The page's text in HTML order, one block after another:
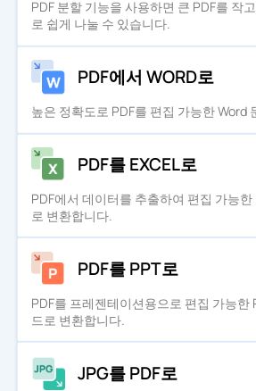
PDF 분할 기능을 사용하면 큰 PDF를 작
로 쉽게 나눌 수 있습니다.
PDF에서 WORD로
높은 정확도로 PDF를 편집 가능한 Word
PDF를 EXCEL로
PDF에서 데이터를 추출하여 편집 가능
로 변환합니다.
PDF를 PPT로
PDF를 프레젠테이션용으로 편집 가능
드로 변환합니다.
JPG를 PDF로